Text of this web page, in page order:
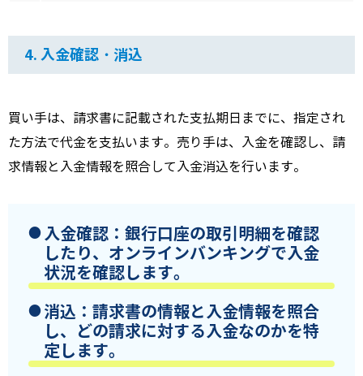
4. 入金確認・消込
買い手は、 請求書に記載された支払期日までに、 指定され
た方法で代金を支払います。 売り手は、 入金を確認し、 請
求情報と入金情報を照合して入金消込を行います。
入金確認 ：銀行口座の取引明細を確認
したり、 オンラインバンキングで入金
状況を確認します。
消込 ：請求書の情報と入金情報を照合
し、
どの請求に対する入金なのかを特
定します。